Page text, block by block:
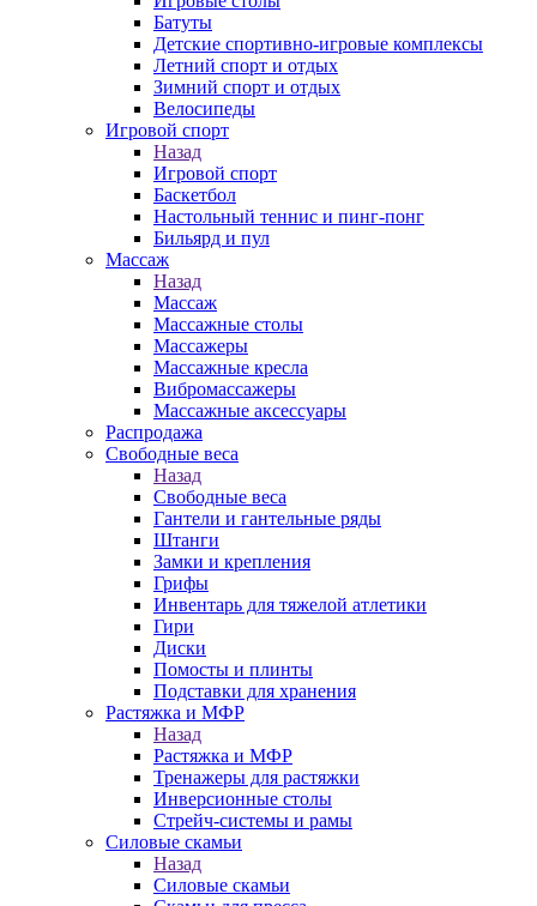
Батуты
Детские спортивно-игровые комплексы
Летний спорт и отдых
Зимний спорт и отдых
Велосипеды
Игровой спорт
Назад
Игровой спорт
Баскетбол
Настольный теннис и пинг-понг
Бильярд и пул
Массаж
Назад
Массаж
Массажные столы
Массажеры
Массажные кресла
Вибромассажеры
Массажные аксессуары
Распродажа
Свободные веса
Назад
Свободные веса
Гантели и гантельные ряды
Штанги
Замки и крепления
Грифы
Инвентарь для тяжелой атлетики
Гири
Диски
Помосты и плинты
Подставки для хранения
Растяжка и МФР
Назад
Растяжка и МФР
Тренажеры для растяжки
Инверсионные столы
Стрейч-системы и рамы
Силовые скамьи
Назад
Силовые скамьи